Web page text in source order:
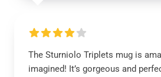
The Sturniolo Triplets mug is
imagined! It’s gorgeous and